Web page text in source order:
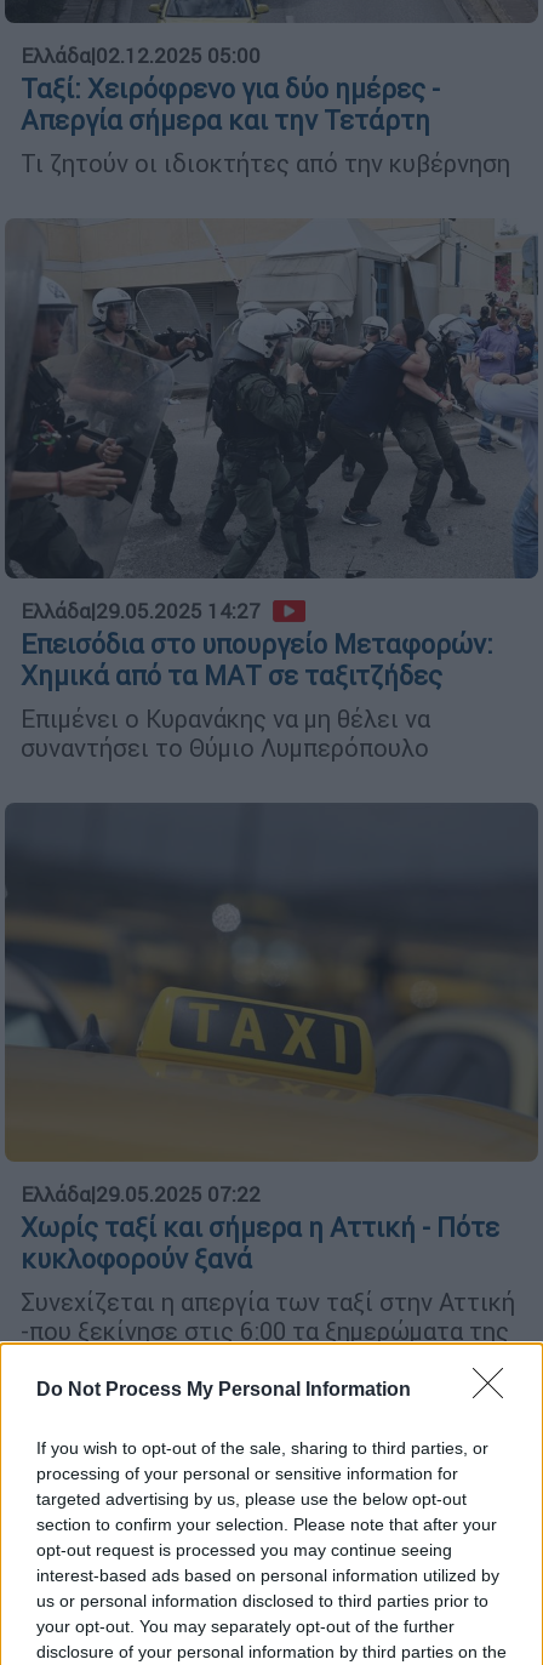
Do Not Process My Personal Information
If you wish to opt-out of the sale, sharing to third parties, or
processing of your personal or sensitive information for
targeted advertising by us, please use the below opt-out
section to confirm your selection. Please note that after your
opt-out request is processed you may continue seeing
interest-based ads based on personal information utilized by
us or personal information disclosed to third parties prior to
your opt-out. You may separately opt-out of the further
disclosure of your personal information by third parties on the
Ελλάδα|02.12.2025 05:00
Ταξί: Χειρόφρενο για δύο ημέρες -
Απεργία σήμερα και την Τετάρτη
Τι ζητούν οι ιδιοκτήτες από την κυβέρνηση
Ελλάδα|29.05.2025 14:27
Επεισόδια στο υπουργείο Μεταφορών:
Χημικά από τα ΜΑΤ σε ταξιτζήδες
Επιμένει ο Κυρανάκης να μη θέλει να
συναντήσει το Θύμιο Λυμπερόπουλο
Ελλάδα|29.05.2025 07:22
Χωρίς ταξί και σήμερα η Αττική - Πότε
κυκλοφορούν ξανά
Συνεχίζεται η απεργία των ταξί στην Αττική
-που ξεκίνησε στις 6:00 τα ξημερώματα της